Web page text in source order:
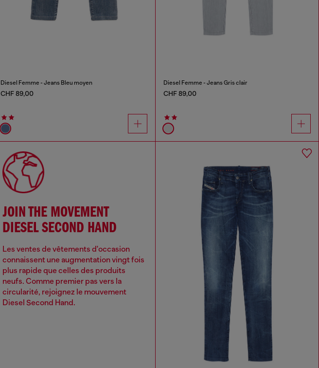
Diesel Femme - Jeans Bleu moyen
CHF 89,00
Diesel Femme - Jeans Gris clair
CHF 89,00
JOIN THE MOVEMENT
DIESEL SECOND HAND
Les ventes de vêtements d'occasion
connaissent une augmentation vingt fois
plus rapide que celles des produits
neufs. Comme premier pas vers la
circularité, rejoignez le mouvement
Diesel Second Hand.